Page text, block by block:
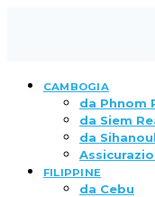
CAMBOGIA
da Phnom
da Siem
da
FILIPPINE
da Cebu